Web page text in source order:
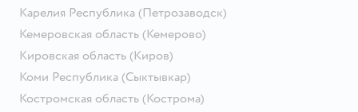
Карелия Республика (Петрозаводск)
Кемеровская область (Кемерово)
Кировская область (Киров)
Коми Республика (Сыктывкар)
Костромская область (Кострома)